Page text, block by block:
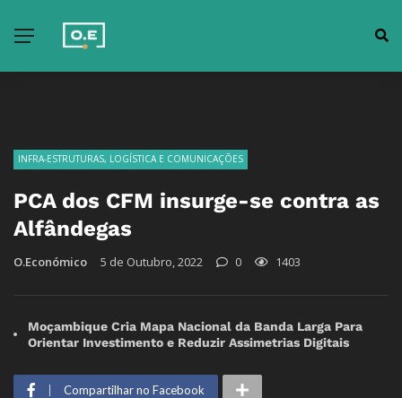
INFRA-ESTRUTURAS, LOGÍSTICA E COMUNICAÇÕES
PCA dos CFM insurge-se contra as
Alfândegas
O.Económico 5 de Outubro, 2022 0 1403
Moçambique Cria Mapa Nacional da Banda Larga Para
Orientar Investimento e Reduzir Assimetrias Digitais
Compartilhar no Facebook